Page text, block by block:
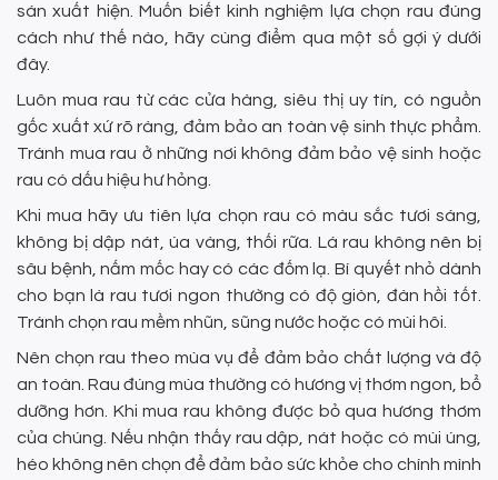
sán xuất hiện. Muốn biết kinh nghiệm lựa chọn rau đúng
cách như thế nào, hãy cùng điểm qua một số gợi ý dưới
đây.
Luôn mua rau từ các cửa hàng, siêu thị uy tín, có nguồn
gốc xuất xứ rõ ràng, đảm bảo an toàn vệ sinh thực phẩm.
Tránh mua rau ở những nơi không đảm bảo vệ sinh hoặc
rau có dấu hiệu hư hỏng.
Khi mua hãy ưu tiên lựa chọn rau có màu sắc tươi sáng,
không bị dập nát, úa vàng, thối rữa. Lá rau không nên bị
sâu bệnh, nấm mốc hay có các đốm lạ. Bí quyết nhỏ dành
cho bạn là rau tươi ngon thường có độ giòn, đàn hồi tốt.
Tránh chọn rau mềm nhũn, sũng nước hoặc có mùi hôi.
Nên chọn rau theo mùa vụ để đảm bảo chất lượng và độ
an toàn. Rau đúng mùa thường có hương vị thơm ngon, bổ
dưỡng hơn. Khi mua rau không được bỏ qua hương thơm
của chúng. Nếu nhận thấy rau dập, nát hoặc có mùi úng,
héo không nên chọn để đảm bảo sức khỏe cho chính mình